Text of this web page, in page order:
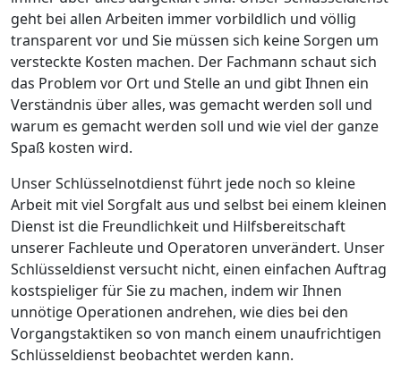
geht bei allen Arbeiten immer vorbildlich und völlig
transparent vor und Sie müssen sich keine Sorgen um
versteckte Kosten machen. Der Fachmann schaut sich
das Problem vor Ort und Stelle an und gibt Ihnen ein
Verständnis über alles, was gemacht werden soll und
warum es gemacht werden soll und wie viel der ganze
Spaß kosten wird.
Unser Schlüsselnotdienst führt jede noch so kleine
Arbeit mit viel Sorgfalt aus und selbst bei einem kleinen
Dienst ist die Freundlichkeit und Hilfsbereitschaft
unserer Fachleute und Operatoren unverändert. Unser
Schlüsseldienst versucht nicht, einen einfachen Auftrag
kostspieliger für Sie zu machen, indem wir Ihnen
unnötige Operationen andrehen, wie dies bei den
Vorgangstaktiken so von manch einem unaufrichtigen
Schlüsseldienst beobachtet werden kann.